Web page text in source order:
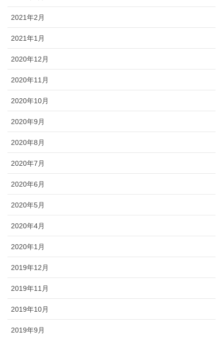
2021年2月
2021年1月
2020年12月
2020年11月
2020年10月
2020年9月
2020年8月
2020年7月
2020年6月
2020年5月
2020年4月
2020年1月
2019年12月
2019年11月
2019年10月
2019年9月